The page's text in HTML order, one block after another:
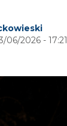
06/2026 - 17:21